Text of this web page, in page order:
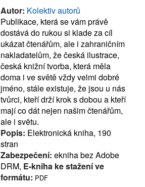
Autor: Kolektiv autorů
Publikace, která se vám právě
dostává do rukou si klade za cíl
ukázat čtenářům, ale i zahraničním
nakladatelům, že česká ilustrace,
česká knižní tvorba, která měla
doma i ve světě vždy velmi dobré
jméno, stále existuje, že jsou u nás
tvůrci, kteří drží krok s dobou a kteří
mají co dát nejen našim čtenářům,
ale i světu.
Popis: Elektronická kniha, 190
stran
Zabezpečení: ekniha bez Adobe
DRM, E-kniha ke stažení ve
formátu: PDF